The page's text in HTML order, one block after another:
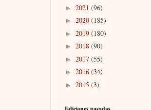
► 2021 (96)
► 2020 (185)
► 2019 (180)
► 2018 (90)
► 2017 (55)
► 2016 (34)
► 2015 (3)